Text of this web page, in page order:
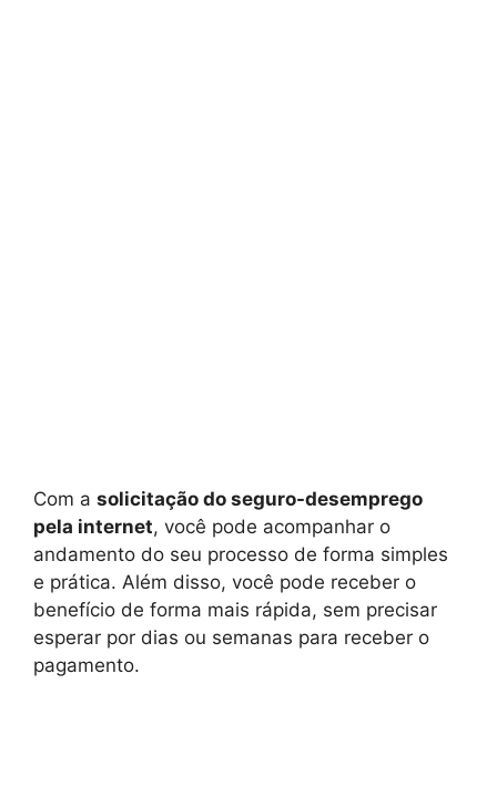
Com a solicitação do seguro-desemprego
pela internet, você pode acompanhar o
andamento do seu processo de forma simples
e prática. Além disso, você pode receber o
benefício de forma mais rápida, sem precisar
esperar por dias ou semanas para receber o
pagamento.